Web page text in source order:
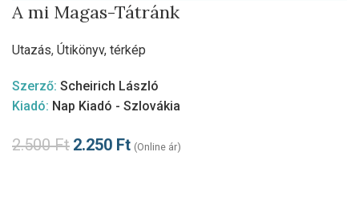
A mi Magas-Tátránk
Utazás, Útikönyv, térkép
Szerző: Scheirich László
Kiadó: Nap Kiadó - Szlovákia
2.500Ft 2.250 Ft (Online ár)